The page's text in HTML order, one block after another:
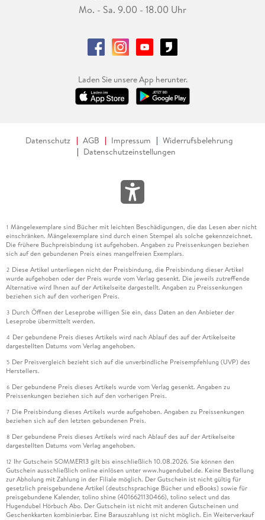
Mo. - Sa. 9.00 - 18.00 Uhr
Laden Sie unsere App herunter.
Datenschutz AGB Impressum
Widerrufsbelehrung
Datenschutzeinstellungen
1 Mängelexemplare sind Bücher mit leichten Beschädigungen, die das Lesen aber nicht
einschränken. Mängelexemplare sind durch einen Stempel als solche gekennzeichnet.
Die frühere Buchpreisbindung ist aufgehoben. Angaben zu Preissenkungen beziehen
sich auf den gebundenen Preis eines mangelfreien Exemplars.
2 Diese Artikel unterliegen nicht der Preisbindung, die Preisbindung dieser Artikel
wurde aufgehoben oder der Preis wurde vom Verlag gesenkt. Die jeweils zutreffende
Alternative wird Ihnen auf der Artikelseite dargestellt. Angaben zu Preissenkungen
beziehen sich auf den vorherigen Preis.
3 Durch Öffnen der Leseprobe willigen Sie ein, dass Daten an den Anbieter der
Leseprobe übermittelt werden.
4 Der gebundene Preis dieses Artikels wird nach Ablauf des auf der Artikelseite
dargestellten Datums vom Verlag angehoben.
5 Der Preisvergleich bezieht sich auf die unverbindliche Preisempfehlung (UVP) des
Herstellers.
6 Der gebundene Preis dieses Artikels wurde vom Verlag gesenkt. Angaben zu
Preissenkungen beziehen sich auf den vorherigen Preis.
7 Die Preisbindung dieses Artikels wurde aufgehoben. Angaben zu Preissenkungen
beziehen sich auf den letzten gebundenen Preis.
8 Der gebundene Preis dieses Artikels wird nach Ablauf des auf der Artikelseite
dargestellten Datums vom Verlag angehoben.
12 Ihr Gutschein SOMMER13 gilt bis einschließlich 10.08.2026. Sie können den
Gutschein ausschließlich online einlösen unter www.hugendubel.de. Keine Bestellung
zur Abholung mit Zahlung in der Filiale möglich. Der Gutschein ist nicht gültig für
gesetzlich preisgebundene Artikel (deutschsprachige Bücher und eBooks) sowie für
preisgebundene Kalender, tolino shine (4016621130466), tolino select und das
Hugendubel Hörbuch Abo. Der Gutschein ist nicht mit anderen Gutscheinen und
Geschenkkarten kombinierbar. Eine Barauszahlung ist nicht möglich. Ein Weiterverkauf